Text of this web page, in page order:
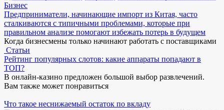
Бизнес
Предприниматели, начинающие импорт из Китая, часто
сталкиваются с типичными проблемами, которые при
правильном анализе помогают избежать потерь в будущем
Когда бизнесмены только начинают работать с поставщиками
Статьи
Рейтинг популярных слотов: какие аппараты попадают в
ТОП?
В онлайн-казино предложен большой выбор развлечений.
Вам также может понравиться
Что такое неснижаемый остаток по вкладу